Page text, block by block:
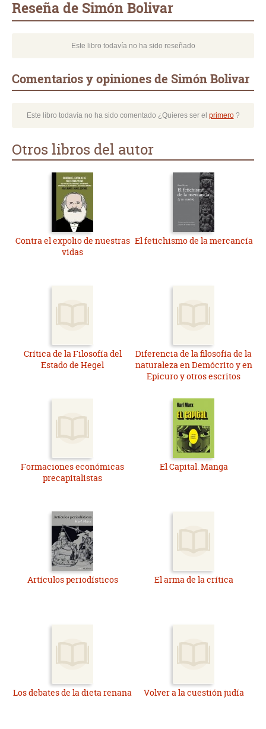
Reseña de Simón Bolivar
Este libro todavía no ha sido reseñado
Comentarios y opiniones de Simón Bolivar
Este libro todavía no ha sido comentado ¿Quieres ser el primero?
Otros libros del autor
Contra el expolio de nuestras
vidas
El fetichismo de la mercancía
Crítica de la Filosofía del
Estado de Hegel
Diferencia de la filosofía de la
naturaleza en Demócrito y en
Epicuro y otros escritos
Formaciones económicas
precapitalistas
El Capital. Manga
Artículos periodísticos El arma de la crítica
Los debates de la dieta renana Volver a la cuestión judía